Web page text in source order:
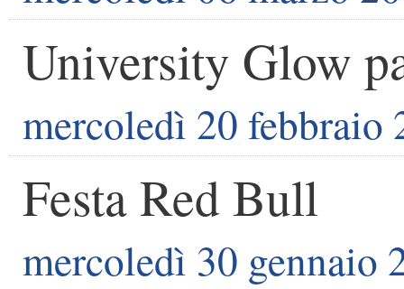
University Glow
mercoledì 20 febbraio
Festa Red Bull
mercoledì 30 gennaio